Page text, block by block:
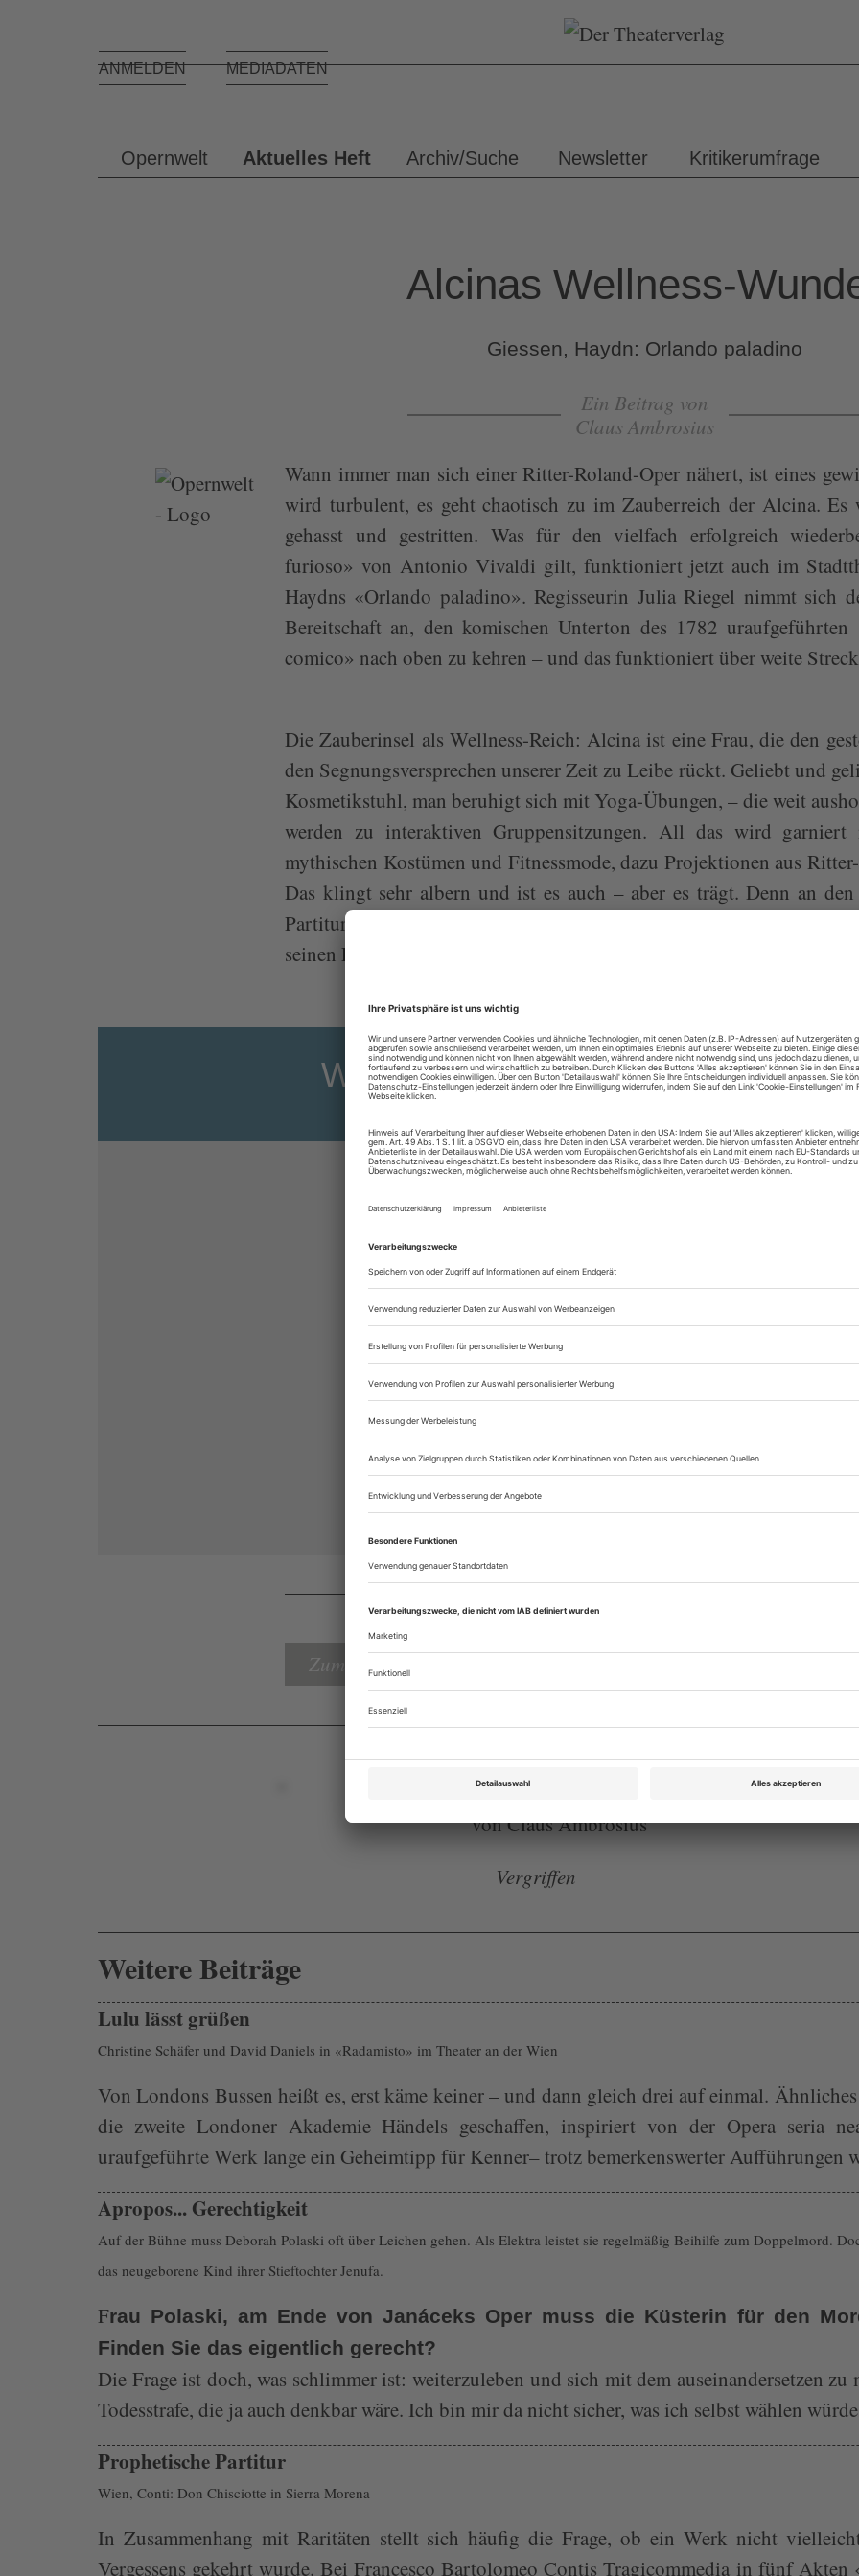
MEDIADATEN
Toggle
ANMELDEN
Opernwelt Aktuelles Heft Archiv/Suche Newsletter Kritikerumfrage
Alcinas Wellness-
Giessen, Haydn: Orlando paladino
Ein Beitrag von
Claus Ambrosius
Wann immer man sich einer Ritter-Roland-Oper nähert, ist eines
wird turbulent, es geht chaotisch zu im Zauberreich der Alcina.
gehasst und gestritten. Was für den vielfach erfolgreich
furioso» von Antonio Vivaldi gilt, funktioniert jetzt auch im
Haydns «Orlando paladino». Regisseurin Julia Riegel nimmt sich
Bereitschaft an, den komischen Unterton des 1782 uraufgeführten
comico» nach oben zu kehren – und das funktioniert über weite
Die Zauberinsel als Wellness-Reich: Alcina ist eine Frau, die den
den Segnungsversprechen unserer Zeit zu Leibe rückt. Geliebt und
Kosmetikstuhl, man beruhigt sich mit Yoga-Übungen, – die weit
werden zu interaktiven Gruppensitzungen. All das wird garniert
mythischen Kostümen und Fitnessmode, dazu Projektionen aus
Das klingt sehr albern und ist es auch – aber es trägt. Denn an
Partitur macht sich dann doch ausreichend jene Tiefe des
seinen Figuren mitgegeben hat. Man ...
Weiterlesen mit dem digitalen
Alle Opernwelt-
Zugang zur
Lesegenuss auf
Zum Inhaltsverzeichnis
Opernwelt April 2009
von Claus Ambrosius
Vergriffen
Weitere Beiträge
Lulu lässt grüßen
Christine Schäfer und David Daniels in «Radamisto» im Theater an der Wien
Von Londons Bussen heißt es, erst käme keiner – und dann gleich drei auf einmal.
die zweite Londoner Akademie Händels geschaffen, inspiriert von der Opera seria
uraufgeführte Werk lange ein Geheimtipp für Kenner– trotz bemerkenswerter Aufführungen
Apropos... Gerechtigkeit
Auf der Bühne muss Deborah Polaski oft über Leichen gehen. Als Elektra leistet sie regelmäßig Beihilfe zum Doppelmord.
das neugeborene Kind ihrer Stieftochter Jenufa.
Frau Polaski, am Ende von Janáceks Oper muss die Küsterin für den
Finden Sie das eigentlich gerecht?
Die Frage ist doch, was schlimmer ist: weiterzuleben und sich mit dem auseinandersetzen zu
Todesstrafe, die ja auch denkbar wäre. Ich bin mir da nicht sicher, was ich selbst wählen
Prophetische Partitur
Wien, Conti: Don Chisciotte in Sierra Morena
In Zusammenhang mit Raritäten stellt sich häufig die Frage, ob ein Werk nicht
Vergessens gekehrt wurde. Bei Francesco Bartolomeo Contis Tragicommedia in fünf